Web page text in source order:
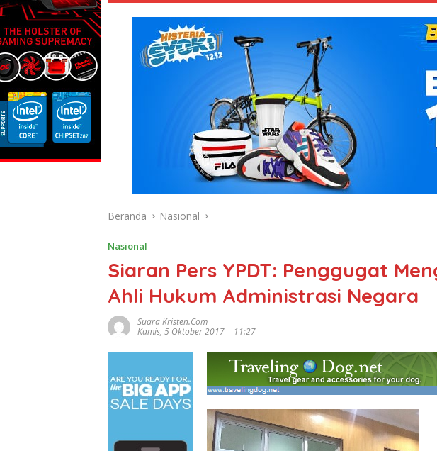
Beranda Nasional
Nasional
Siaran Pers YPDT: Penggugat
Ahli Hukum Administrasi Negara
Suara Kristen.com
Kamis, 5 Oktober 2017 | 11:27